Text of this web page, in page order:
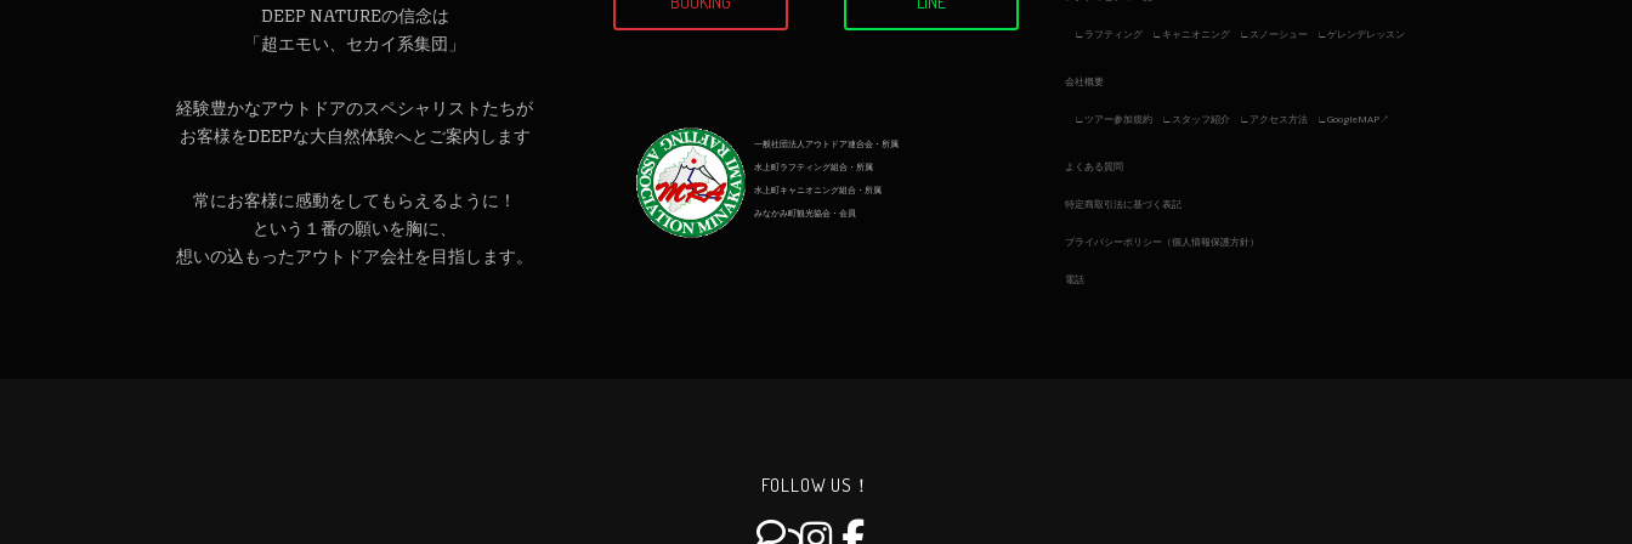
DEEP NATUREの信念は
「超エモい、セカイ系集団」
経験豊かなアウトドアのスペシャリストたちが
お客様をDEEPな大自然体験へとご案内します
常にお客様に感動をしてもらえるように！
という１番の願いを胸に、
想いの込もったアウトドア会社を目指します。
一般社団法人アウトドア連合会・所属
水上町ラフティング組合・所属
水上町キャニオニング組合・所属
みなかみ町観光協会・会員
ラフティング キャニオニング スノーシュー ゲレンデレッスン
会社概要
ツアー参加規約 スタッフ紹介 アクセス方法 GoogleMAP↗︎
よくある質問
特定商取引法に基づく表記
プライバシーポリシー（個人情報保護方針）
電話
FOLLOW US！